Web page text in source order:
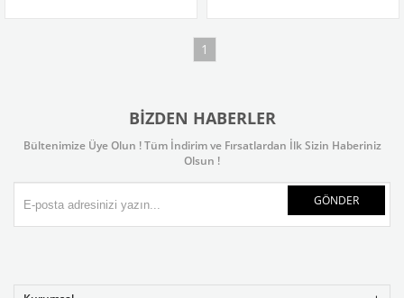
1
BIZDEN HABERLER
Bültenimize Üye Olun ! Tüm İndirim ve Fırsatlardan İlk Sizin Haberiniz
Olsun !
GÖNDER